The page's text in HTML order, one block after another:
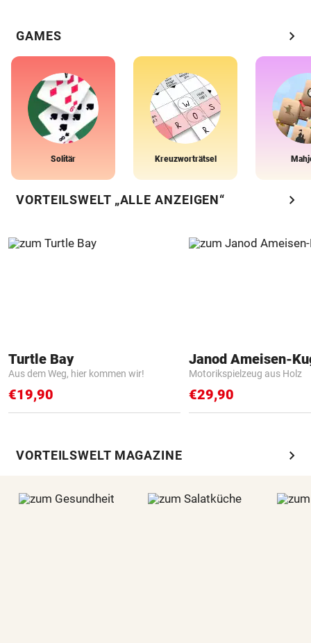
GAMES chevron_right
Solitär Kreuzworträtsel
VORTEILSWELT „ALLE ANZEIGEN“ chevron_right
Turtle Bay
Aus dem Weg, hier kommen wir!
€19,90
Janod Ameisen-
Motorikspielzeug aus Holz
€29,90
VORTEILSWELT MAGAZINE chevron_right